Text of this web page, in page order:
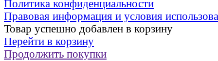
Политика конфиденциальности
Правовая информация и условия
Товар успешно добавлен в корзину
Перейти в корзину
Продолжить покупки